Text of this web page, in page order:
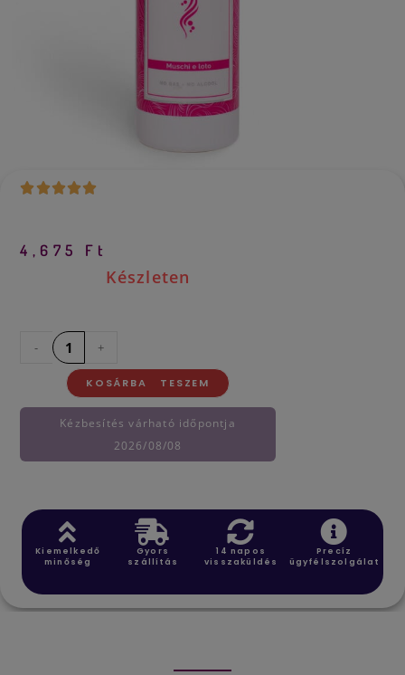
4,675 Ft
Készleten
- +
KOSÁRBA TESZEM
Kézbesítés várható időpontja
2026/08/08
Kiemelkedő
minőség
Gyors
szállítás
14 napos
visszaküldés
Precíz
ügyfélszolgálat